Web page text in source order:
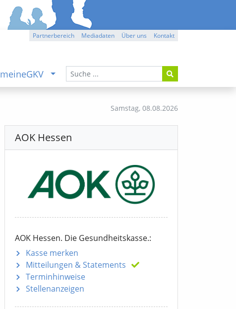
Partnerbereich Mediadaten Über uns Kontakt
meineGKV
Samstag, 08.08.2026
AOK Hessen
AOK Hessen. Die Gesundheitskasse.:
Kasse merken
Mitteilungen & Statements
Terminhinweise
Stellenanzeigen